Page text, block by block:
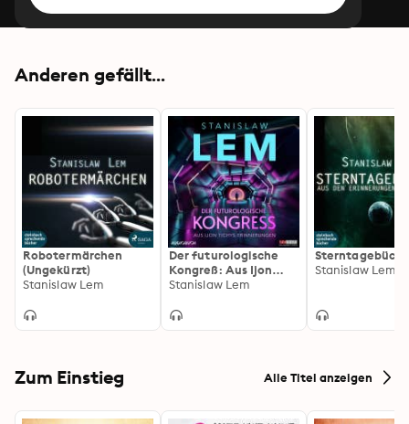
Anderen gefällt...
Robotermärchen
(Ungekürzt)
Stanislaw Lem
Der futurologische
Kongreß: Aus Ijon
Tichys Erinnerungen
Stanislaw Lem
Stanislaw Lem
Zum Einstieg Alle Titel anzeigen